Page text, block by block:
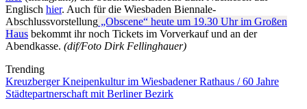
Englisch hier. Auch für die Wiesbaden Biennale-
Abschlussvorstellung „Obscene“ heute um 19.30 Uhr im Großen
Haus bekommt ihr noch Tickets im Vorverkauf und an der
Abendkasse. (dif/Foto Dirk Fellinghauer)
Trending
Kreuzberger Kneipenkultur im Wiesbadener Rathaus / 60 Jahre
Städtepartnerschaft mit Berliner Bezirk